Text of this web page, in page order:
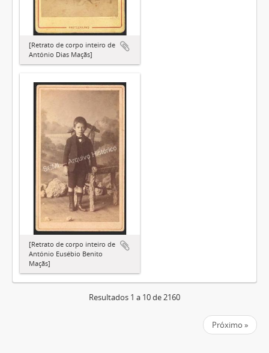
[Retrato de corpo inteiro de
António Dias Maçãs]
[Retrato de corpo inteiro de
António Eusébio Benito
Maçãs]
Resultados 1 a 10 de 2160
Próximo »